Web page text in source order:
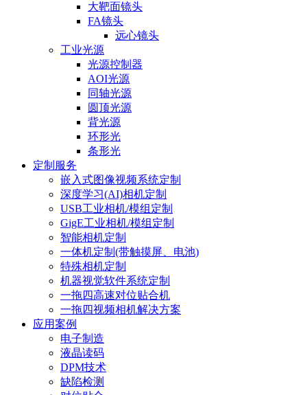
大靶面镜头
FA镜头
远心镜头
工业光源
光源控制器
AOI光源
同轴光源
圆顶光源
背光源
环形光
条形光
定制服务
嵌入式图像视频系统定制
深度学习(AI)相机定制
USB工业相机/模组定制
GigE工业相机/模组定制
智能相机定制
一体机定制(带触摸屏、电池)
特殊相机定制
机器视觉软件系统定制
一拖四高速对位贴合机
一拖四视频相机解决方案
应用案例
电子制造
液晶读码
DPM技术
缺陷检测